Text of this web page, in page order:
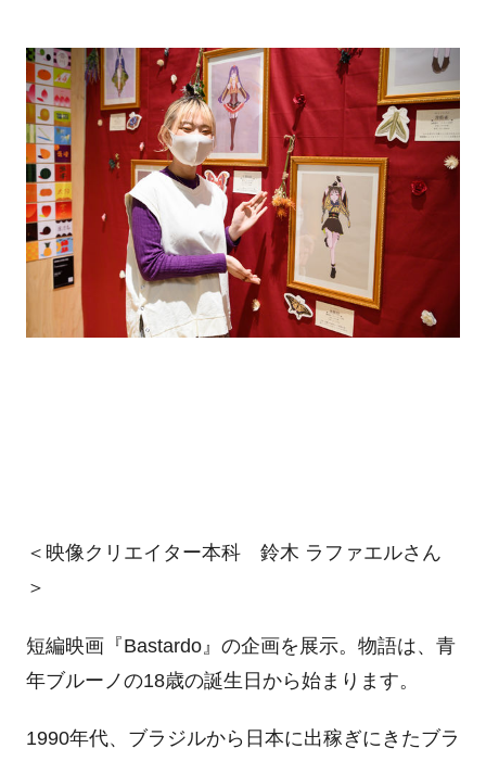
＜映像クリエイター本科 鈴木 ラファエルさん
＞
短編映画『Bastardo』の企画を展示。物語は、青
年ブルーノの18歳の誕生日から始まります。
1990年代、ブラジルから日本に出稼ぎにきたブラ